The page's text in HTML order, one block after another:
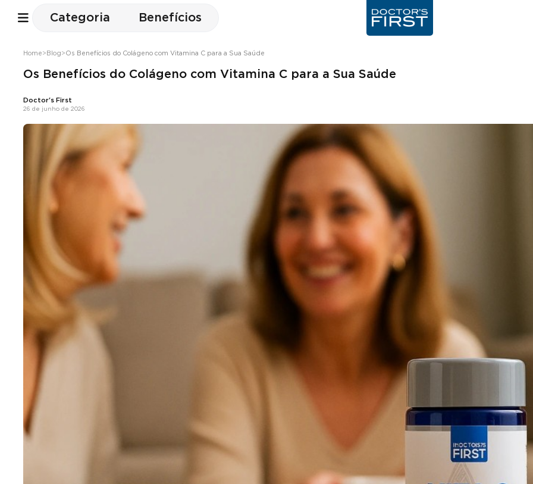
Categoria Benefícios
Home> Blog>Os Benefícios do Colágeno com Vitamina C para a Sua Saúde
Os Benefícios do Colágeno com Vitamina C para a Sua Saúde
Doctor's First
26 de junho de 2026